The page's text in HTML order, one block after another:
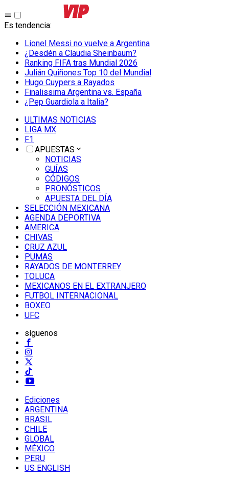
Es tendencia:
Lionel Messi no vuelve a Argentina
¿Desdén a Claudia Sheinbaum?
Ranking FIFA tras Mundial 2026
Julián Quiñones Top 10 del Mundial
Hugo Cuypers a Rayados
Finalissima Argentina vs. España
¿Pep Guardiola a Italia?
ULTIMAS NOTICIAS
LIGA MX
F1
APUESTAS
NOTICIAS
GUÍAS
CÓDIGOS
PRONÓSTICOS
APUESTA DEL DÍA
SELECCIÓN MEXICANA
AGENDA DEPORTIVA
AMERICA
CHIVAS
CRUZ AZUL
PUMAS
RAYADOS DE MONTERREY
TOLUCA
MEXICANOS EN EL EXTRANJERO
FUTBOL INTERNACIONAL
BOXEO
UFC
síguenos
Ediciones
ARGENTINA
BRASIL
CHILE
GLOBAL
MÉXICO
PERU
US ENGLISH